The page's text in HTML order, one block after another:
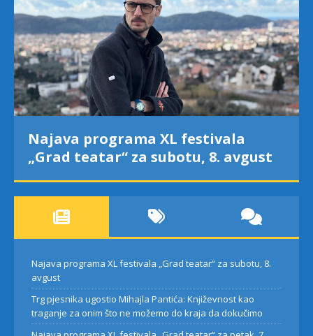
Najava programa XL festivala
„Grad teatar“ za subotu, 8. avgust
Najava programa XL festivala „Grad teatar“ za subotu, 8.
avgust
Trg pjesnika ugostio Mihajla Pantića: Književnost kao
traganje za onim što ne možemo do kraja da dokučimo